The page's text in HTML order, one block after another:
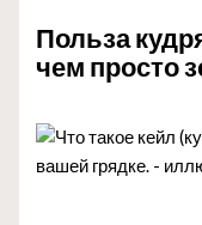
Польза
чем просто